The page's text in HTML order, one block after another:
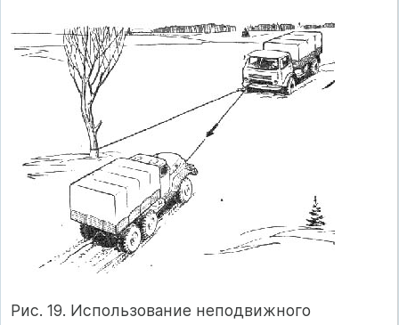
Рис. 19. Использование неподвижного